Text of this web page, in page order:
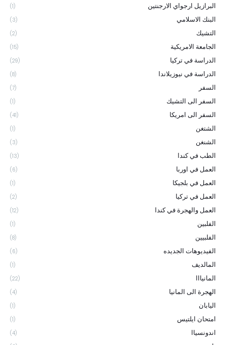
البرازيل ارجواي الارجنتين (1)
البنك الاسلامي (3)
التشيك (2)
الجامعة الامريكية (15)
الدراسة في تركيا (29)
الدراسة في نيوزيلاندا (8)
السفر (7)
السفر الى التشيك (1)
السفر الى امريكا (41)
الشتغن (1)
الشنغن (3)
الطب في كندا (13)
العمل في اوربا (6)
العمل في بلجيكا (1)
العمل في تركيا (2)
العمل والهجرة في كندا (12)
الفلبين (1)
الفلبيين (8)
الفيديوهات الجديده (6)
المالديف (1)
المانيااا (22)
الهجرة الى المانيا (4)
اليابان (1)
امتحان ايلتيس (1)
اندونسياا (4)